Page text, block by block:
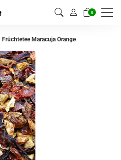
0
Früchtetee Maracuja Orange